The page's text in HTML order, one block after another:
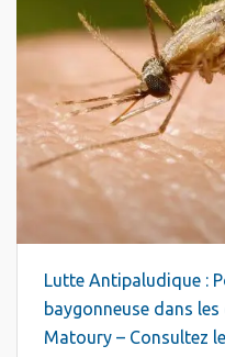
Lutte Antipaludique :
baygonneuse dans
Matoury – Consultez